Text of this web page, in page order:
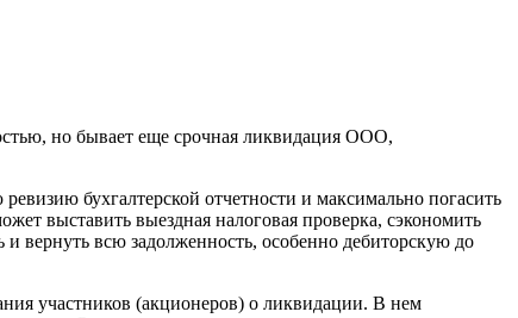
но бывает еще срочная ликвидация ООО,
бухгалтерской отчетности и максимально погасить
выставить выездная налоговая проверка, сэкономить
вернуть всю задолженность, особенно дебиторскую до
участников (акционеров) о ликвидации. В нем